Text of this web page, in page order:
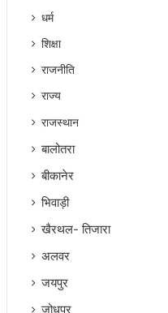
धर्म
शिक्षा
राजनीति
राज्य
राजस्थान
बालोतरा
बीकानेर
भिवाड़ी
खैरथल- तिजारा
अलवर
जयपुर
जोधपुर